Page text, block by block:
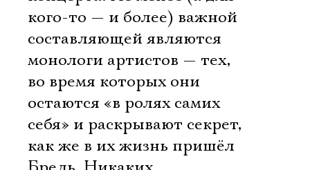
кого-то — и более) важной
составляющей являются
монологи артистов — тех,
во время которых они
остаются «в ролях самих
себя» и раскрывают секрет,
как же в их жизнь пришёл